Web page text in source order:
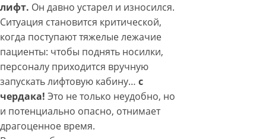
лифт. Он давно устарел и износился.
Ситуация становится критической,
когда поступают тяжелые лежачие
пациенты: чтобы поднять носилки,
персоналу приходится вручную
запускать лифтовую кабину… с
чердака! Это не только неудобно, но
и потенциально опасно, отнимает
драгоценное время.